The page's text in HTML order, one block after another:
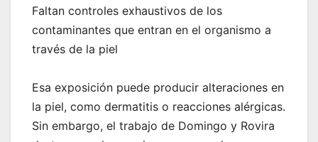
Faltan controles exhaustivos de los
contaminantes que entran en el organismo a
través de la piel
Esa exposición puede producir alteraciones en
la piel, como dermatitis o reacciones alérgicas.
Sin embargo, el trabajo de Domingo y Rovira